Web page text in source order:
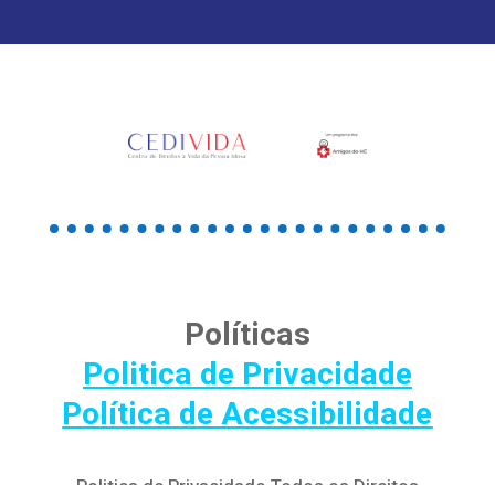
Políticas
Politica de Privacidade
Política de Acessibilidade